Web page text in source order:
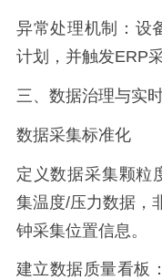
异常处理机制：设
计划，并触发ERP
三、数据治理与实
数据采集标准化
定义数据采集颗粒
集温度/压力数据，
钟采集位置信息。
建立数据质量看板